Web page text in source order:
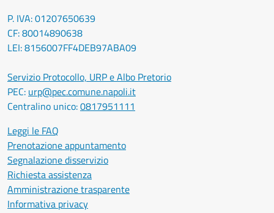
P. IVA: 01207650639
CF: 80014890638
LEI: 8156007FF4DEB97ABA09
Servizio Protocollo, URP e Albo Pretorio
PEC: urp@pec.comune.napoli.it
Centralino unico:0817951111
Leggi le FAQ
Prenotazione appuntamento
Segnalazione disservizio
Richiesta assistenza
Amministrazione trasparente
Informativa privacy